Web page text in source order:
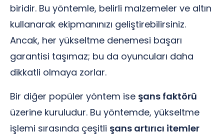
biridir. Bu yöntemle, belirli malzemeler ve altın
kullanarak ekipmanınızı geliştirebilirsiniz.
Ancak, her yükseltme denemesi başarı
garantisi taşımaz; bu da oyuncuları daha
dikkatli olmaya zorlar.
Bir diğer popüler yöntem ise şans faktörü
üzerine kuruludur. Bu yöntemde, yükseltme
işlemi sırasında çeşitli şans artırıcı itemler